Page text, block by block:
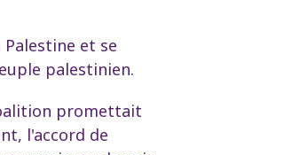
et se
palestinien.
promettait
l'accord de